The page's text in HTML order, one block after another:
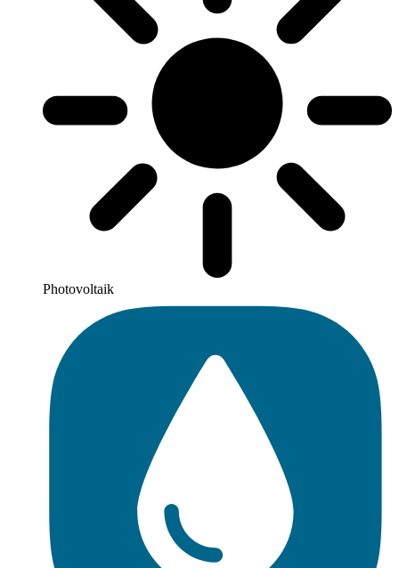
Photovoltaik